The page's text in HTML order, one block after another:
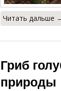
Читать дальше
Гриб
природы